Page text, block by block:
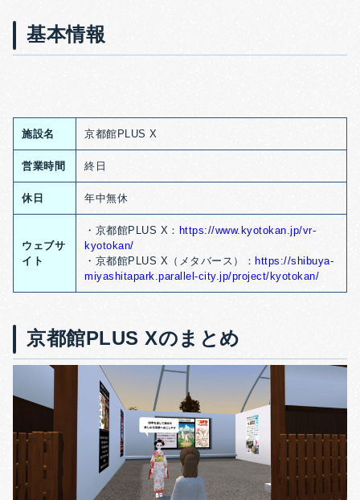
基本情報
施設名 京都館PLUS X
営業時間 終日
休日 年中無休
ウェブサ
イト
・京都館PLUS X： https://www.kyotokan.jp/vr-
kyotokan/
・京都館PLUS X（メタバース）： https://shibuya-
miyashitapark.parallel-city.jp/project/kyotokan/
京都館PLUS Xのまとめ